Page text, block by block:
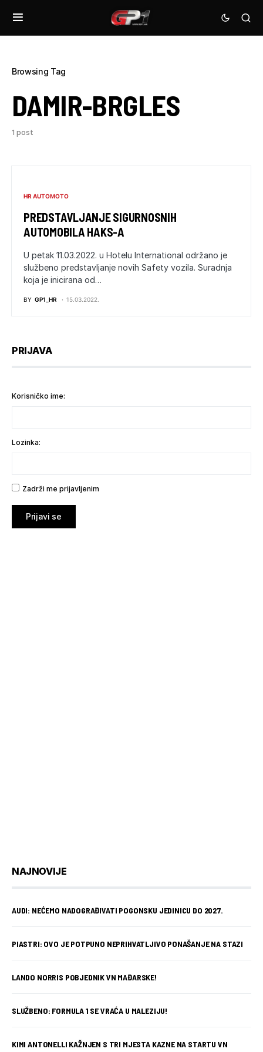
Browsing Tag
DAMIR-BRGLES
1 post
HR AUTOMOTO
PREDSTAVLJANJE SIGURNOSNIH
AUTOMOBILA HAKS-A
U petak 11.03.2022. u Hotelu International održano je
službeno predstavljanje novih Safety vozila. Suradnja
koja je inicirana od…
BY GP1_HR 15.03.2022.
PRIJAVA
Korisničko ime:
Lozinka:
Zadrži me prijavljenim
Prijavi se
NAJNOVIJE
AUDI: NEĆEMO NADOGRAĐIVATI POGONSKU JEDINICU DO 2027.
PIASTRI: OVO JE POTPUNO NEPRIHVATLJIVO PONAŠANJE NA STAZI
LANDO NORRIS POBJEDNIK VN MAĐARSKE!
SLUŽBENO: FORMULA 1 SE VRAĆA U MALEZIJU!
KIMI ANTONELLI KAŽNJEN S TRI MJESTA KAZNE NA STARTU VN